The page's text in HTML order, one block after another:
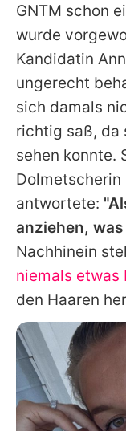
GNTM schon
wurde
Kandidatin
ungerecht
sich damals
richtig saß, da
sehen konnte.
antwortete:
anziehen,
Nachhinein
niemals etwas
den Haaren